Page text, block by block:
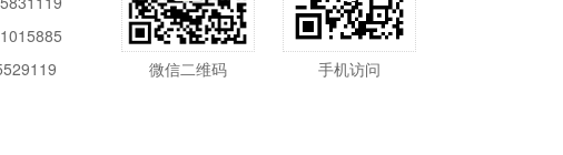
微信二维码 手机访问